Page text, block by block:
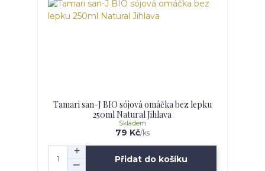
Tamari san-J BIO sójová omáčka bez lepku
250ml Natural Jihlava
79 Kč/ks
Skladem
Přidat do košíku